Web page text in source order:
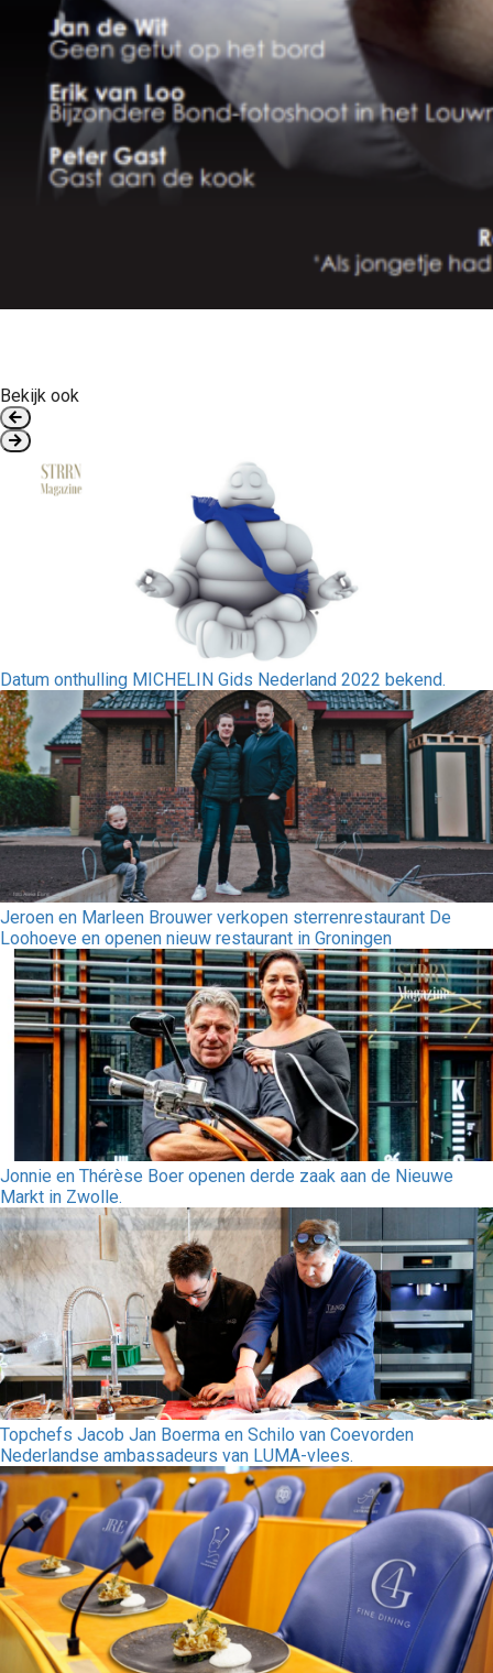
Bekijk ook
Datum onthulling MICHELIN Gids Nederland 2022 bekend.
Jeroen en Marleen Brouwer verkopen sterrenrestaurant De
Loohoeve en openen nieuw restaurant in Groningen
Jonnie en Thérèse Boer openen derde zaak aan de Nieuwe
Markt in Zwolle.
Topchefs Jacob Jan Boerma en Schilo van Coevorden
Nederlandse ambassadeurs van LUMA-vlees.